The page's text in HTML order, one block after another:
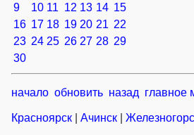
9
10 11 12 13 14 15
16 17 18 19 20 21 22
23 24 25 26 27 28 29
30
начало обновить назад главное
Красноярск Ачинск